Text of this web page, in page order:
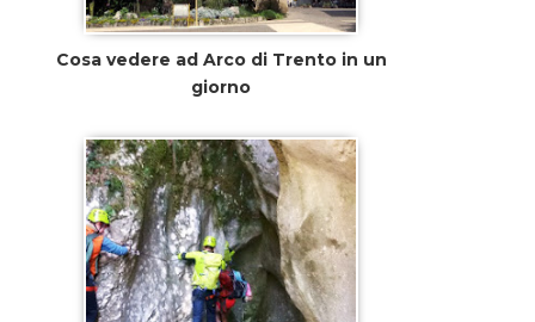
Cosa vedere ad Arco di Trento in un
giorno